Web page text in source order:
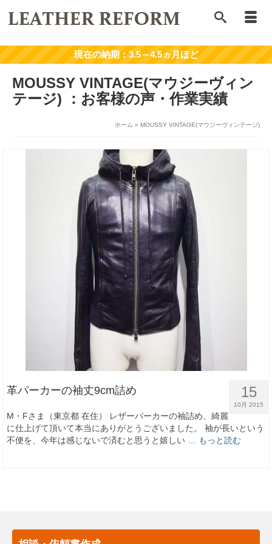
MOUSSY VINTAGE(マウジーヴィン
テージ)
ホーム » MOUSSY VINTAGE(マウジーヴィンテージ)
15
10月 2015
革パーカーの袖丈9cm詰め
M・Fさま（東京都 在住） レザーパーカーの袖詰め、綺麗
に仕上げて頂いて本当にありがとうございました。 袖が長いという
不便を、今年は感じないで済むと思うと嬉しい …
もっと読む